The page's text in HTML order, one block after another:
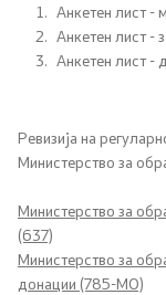
Известувања
Слободен
Листа на
Конкурси и
Анкетен лист -
Анкетен лист -
Анкетен лист -
Ревизија на
Министерство за
Министерство за
(637)
Министерство за
донации (785-МО)